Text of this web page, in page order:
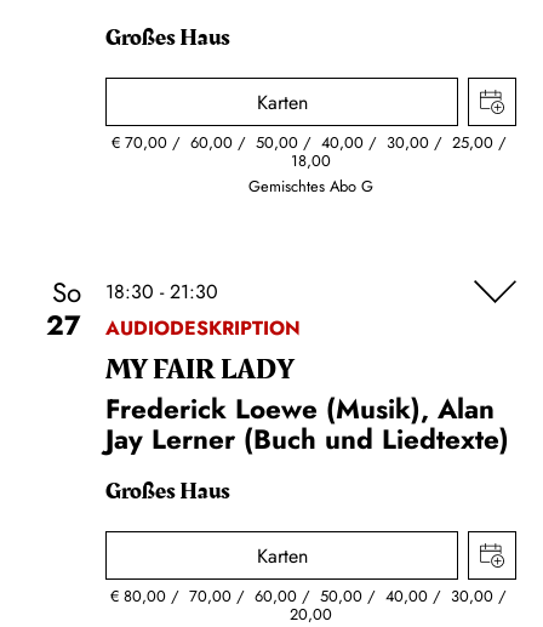
Großes Haus
Karten
€ 70,00 60,00 50,00 40,00 30,00 25,00
18,00
Gemischtes Abo G
So
27
18:30 - 21:30
AUDIODESKRIPTION
MY FAIR LADY
Frederick Loewe (Musik), Alan
Jay Lerner (Buch und Liedtexte)
Großes Haus
Karten
€80,00 70,00 60,00 50,00 40,00 30,00
20,00